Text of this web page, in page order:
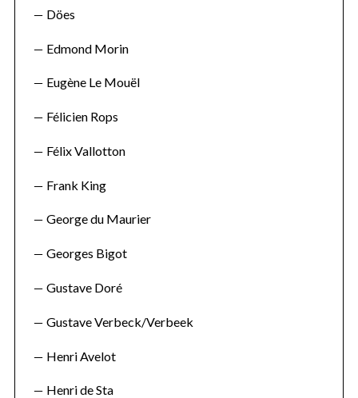
Döes
Edmond Morin
Eugène Le Mouël
Félicien Rops
Félix Vallotton
Frank King
George du Maurier
Georges Bigot
Gustave Doré
Gustave Verbeck/Verbeek
Henri Avelot
Henri de Sta